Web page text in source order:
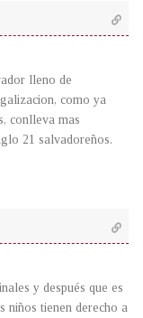
lleno de
como ya
conlleva mas
21 salvadoreños.
y después que es
niños tienen derecho a